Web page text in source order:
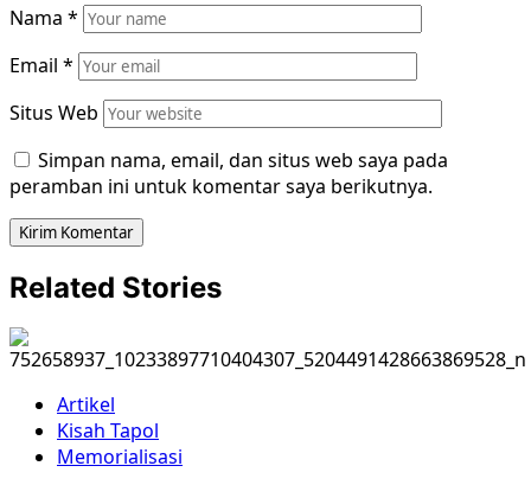
Nama *
Email *
Situs Web
Simpan nama, email, dan situs web saya pada
peramban ini untuk komentar saya berikutnya.
Related Stories
Artikel
Kisah Tapol
Memorialisasi